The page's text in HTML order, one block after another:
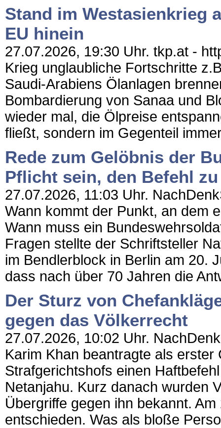
Stand im Westasienkrieg
EU hinein
27.07.2026, 19:30 Uhr. tkp.at -
Krieg unglaubliche Fortschritte
Saudi-Arabiens Ölanlagen
Bombardierung von Sanaa und
wieder mal, die Ölpreise
fließt, sondern im Gegenteil
Rede zum Gelöbnis der
Pflicht sein, den Befehl
27.07.2026, 11:03 Uhr.
Wann kommt der Punkt, an dem
Wann muss ein
Fragen stellte der Schriftsteller
im Bendlerblock in Berlin am 20.
dass nach über 70 Jahren die
Der Sturz von
gegen das Völkerrecht
27.07.2026, 10:02 Uhr.
Karim Khan beantragte als
Strafgerichtshofs einen
Netanjahu. Kurz danach wurden
Übergriffe gegen ihn bekannt.
entschieden. Was als bloße